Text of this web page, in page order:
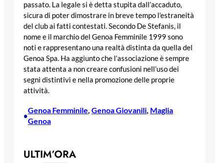
passato. La legale si è detta stupita dall’accaduto,
sicura di poter dimostrare in breve tempo l’estraneità
del club ai fatti contestati. Secondo De Stefanis, il
nome e il marchio del Genoa Femminile 1999 sono
noti e rappresentano una realtà distinta da quella del
Genoa Spa. Ha aggiunto che l’associazione è sempre
stata attenta a non creare confusioni nell’uso dei
segni distintivi e nella promozione delle proprie
attività.
•
Genoa Femminile, Genoa Giovanili, Maglia
Genoa
ULTIM’ORA